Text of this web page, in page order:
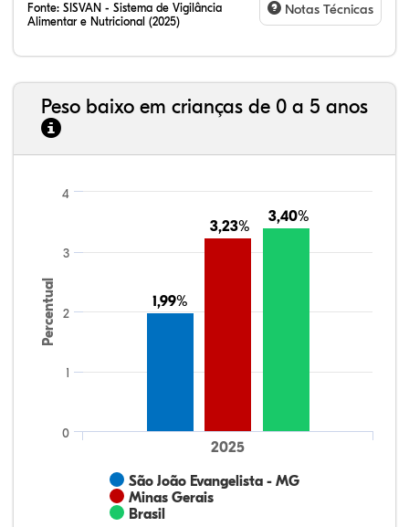
Fonte: SISVAN - Sistema de Vigilância
Alimentar e Nutricional (2025)
Notas Técnicas
Peso baixo em crianças de 0 a 5 anos
Percentual 1,99%
1,99%
3,23%
3,23%
3,40%
3,40%
São João Evangelista - MG
Minas Gerais
Brasil
2025
0
1
2
3
4